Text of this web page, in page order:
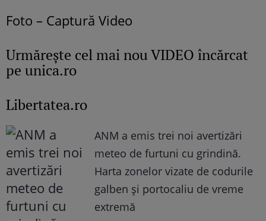
Foto – Captură Video
Urmăreşte cel mai nou VIDEO încărcat
pe unica.ro
Libertatea.ro
ANM a emis trei noi avertizări
meteo de furtuni cu grindină.
Harta zonelor vizate de codurile
galben și portocaliu de vreme
extremă